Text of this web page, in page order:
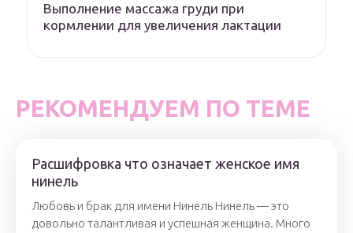
Выполнение массажа груди при
кормлении для увеличения лактации
РЕКОМЕНДУЕМ ПО ТЕМЕ
Расшифровка что означает женское имя
нинель
Любовь и брак для имени Нинель Нинель — это
довольно талантливая и успешная женщина. Много